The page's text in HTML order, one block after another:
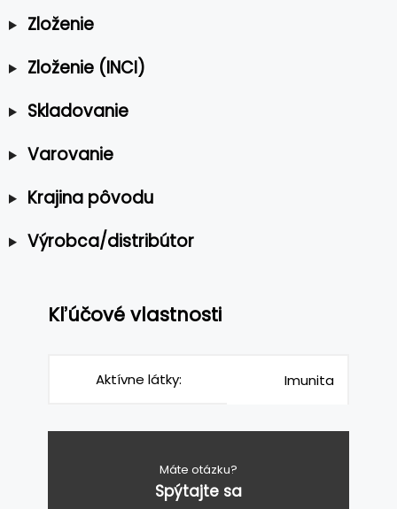
Zloženie
Zloženie (INCI)
Skladovanie
Varovanie
Krajina pôvodu
Výrobca/distribútor
Kľúčové vlastnosti
Aktívne látky: Imunita
Máte otázku?
Spýtajte sa